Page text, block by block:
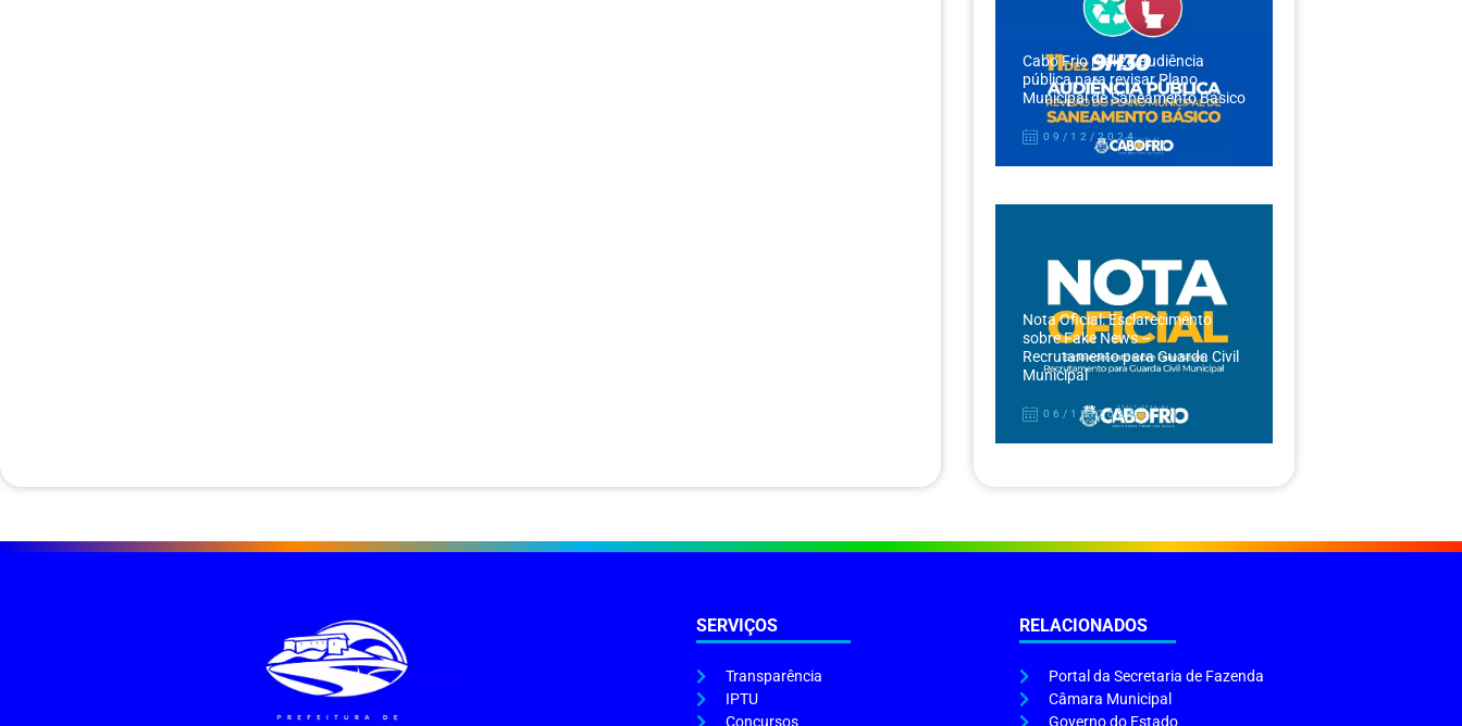
Cabo Frio realiza audiência
pública para revisar Plano
Municipal de Saneamento Básico
09/12/2024
Nota Oficial: Esclarecimento
sobre Fake News –
Recrutamento para Guarda Civil
Municipal
06/12/2024
SERVIÇOS
Transparência
IPTU
Concursos
RELACIONADOS
Portal da Secretaria de Fazenda
Câmara Municipal
Governo do Estado